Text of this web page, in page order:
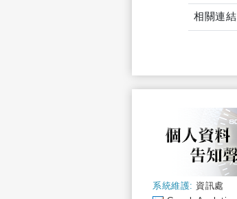
相關連結
系統維護: 資訊處